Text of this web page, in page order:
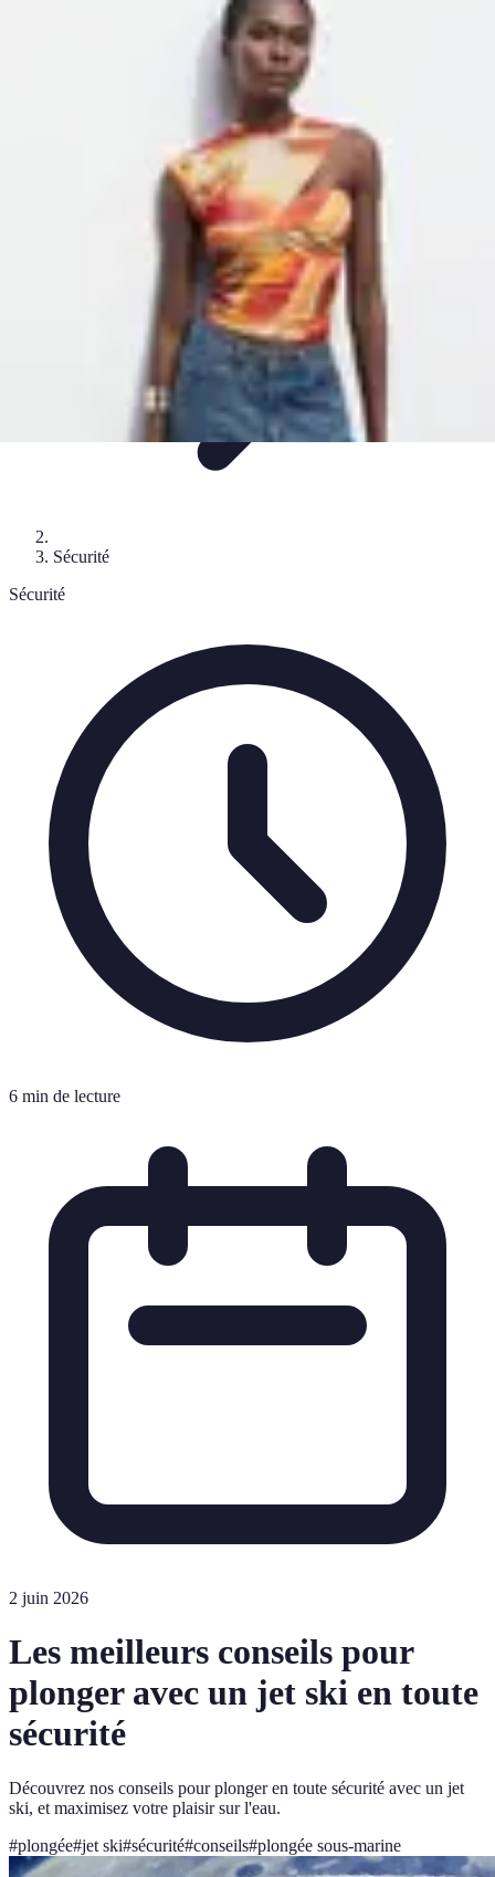
TechniquesTechniques de Plongée
Sécurité
Sécurité
6 min de lecture
2 juin 2026
Les meilleurs conseils pour
plonger avec un jet ski en toute
sécurité
Découvrez nos conseils pour plonger en toute sécurité avec un jet
ski, et maximisez votre plaisir sur l'eau.
#plongée#jet ski#sécurité#conseils#plongée sous-marine